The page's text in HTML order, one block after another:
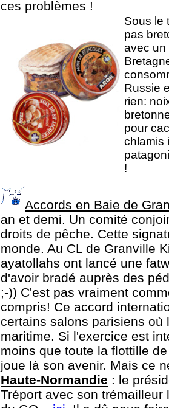
ces problèmes !
Sous le
pas
avec un
Russie
rien:
pour
chlamis
!
Accords en Baie de
an et demi. Un comité
droits de pêche. Cette
monde. Au CL de Granville
ayatollahs ont lancé une
d'avoir bradé auprès des
;-)) C'est pas vraiment
compris! Ce accord
certains salons parisiens où
maritime. Si l'exercice est
moins que toute la flottille
joue là son avenir. Mais ce
Haute-Normandie : le
Tréport avec son